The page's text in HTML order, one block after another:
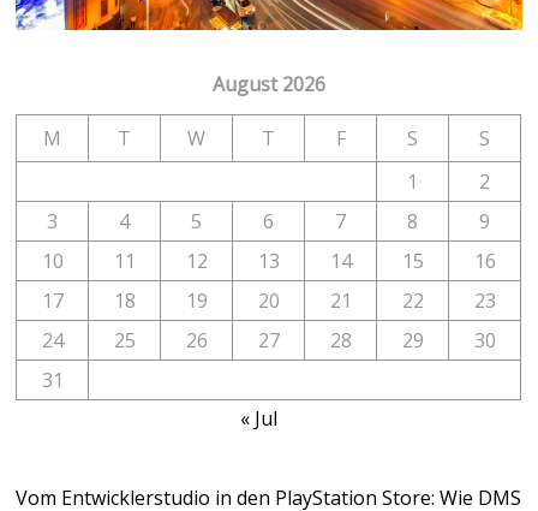
August 2026
M T W T F S
S
1
2
3
4 5 6 7 8
9
10
11 12 13 14 15
16
17
18 19 20 21 22
23
24
25 26 27 28 29
30
31
« Jul
Vom Entwicklerstudio in den PlayStation Store: Wie DMS